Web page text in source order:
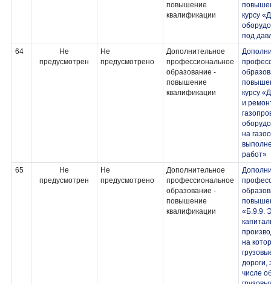
повышение
квалификации
курсу
под
64
Не
предусмотрен
Не
предусмотрено
Дополнительное
профессиональное
образование -
повышение
квалификации
курсу
и
на
работ»
65
Не
предусмотрен
Не
предусмотрено
Дополнительное
профессиональное
образование -
повышение
квалификации
«Б.9.9.
на
дороги,
числе